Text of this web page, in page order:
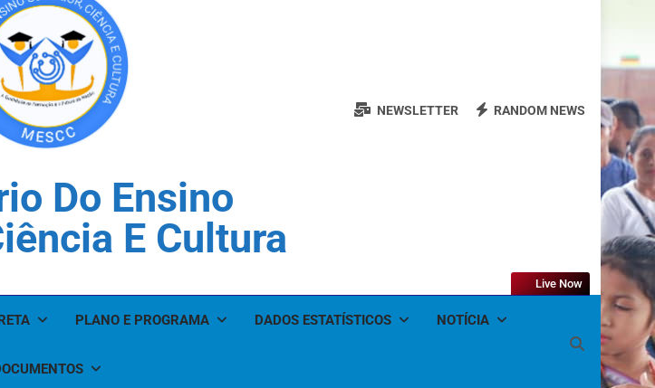
Do Ensino
E Cultura
NEWSLETTER RANDOM NEWS
PLANO E PROGRAMA DADOS ESTATÍSTICOS NOTÍCIA
Live Now